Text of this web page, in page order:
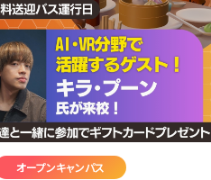
オープンキャンパス